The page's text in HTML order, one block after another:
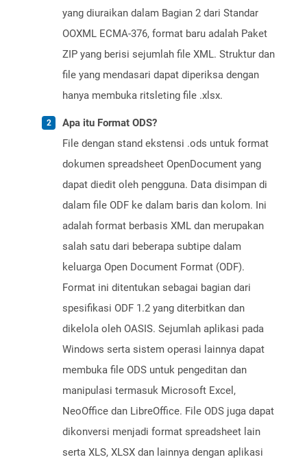
yang diuraikan dalam Bagian 2 dari Standar
OOXML ECMA-376, format baru adalah Paket
ZIP yang berisi sejumlah file XML. Struktur dan
file yang mendasari dapat diperiksa dengan
hanya membuka ritsleting file .xlsx.
Apa itu Format ODS?
File dengan stand ekstensi .ods untuk format
dokumen spreadsheet OpenDocument yang
dapat diedit oleh pengguna. Data disimpan di
dalam file ODF ke dalam baris dan kolom. Ini
adalah format berbasis XML dan merupakan
salah satu dari beberapa subtipe dalam
keluarga Open Document Format (ODF).
Format ini ditentukan sebagai bagian dari
spesifikasi ODF 1.2 yang diterbitkan dan
dikelola oleh OASIS. Sejumlah aplikasi pada
Windows serta sistem operasi lainnya dapat
membuka file ODS untuk pengeditan dan
manipulasi termasuk Microsoft Excel,
NeoOffice dan LibreOffice. File ODS juga dapat
dikonversi menjadi format spreadsheet lain
serta XLS, XLSX dan lainnya dengan aplikasi